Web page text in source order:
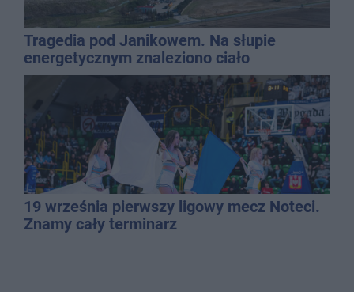
Tragedia pod Janikowem. Na słupie
energetycznym znaleziono ciało
mężczyzny
19 września pierwszy ligowy mecz Noteci.
Znamy cały terminarz